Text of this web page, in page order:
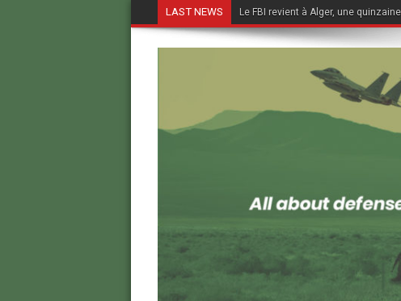
LAST NEWS Le FBI revient à Alger, une